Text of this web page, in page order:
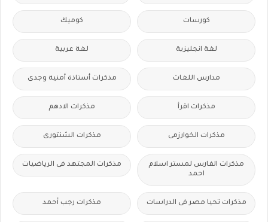
كورسات كوميك
لغة انجليزية لغة عربية
مدارس اللغات مذكرات أستاذة أمنية وجدى
مذكرات اقرأ مذكرات الادهم
مذكرات الخوارزمى مذكرات الشنتورى
مذكرات الفارس لمستر اسلام
احمد
مذكرات المجتهد فى الرياضيات
مذكرات تحيا مصر فى الدراسات مذكرات رجب أحمد